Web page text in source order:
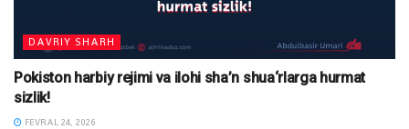
DAVRIY SHARH
Pokiston harbiy rejimi va ilohi sha’n shua‘rlarga hurmat
sizlik!
FEVRAL 24, 2026